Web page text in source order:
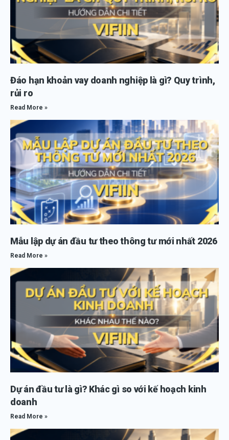
Đáo hạn khoản vay doanh nghiệp là gì? Quy trình,
rủi ro
Read More »
Mẫu lập dự án đầu tư theo thông tư mới nhất 2026
Read More »
Dự án đầu tư là gì? Khác gì so với kế hoạch kinh
doanh
Read More »